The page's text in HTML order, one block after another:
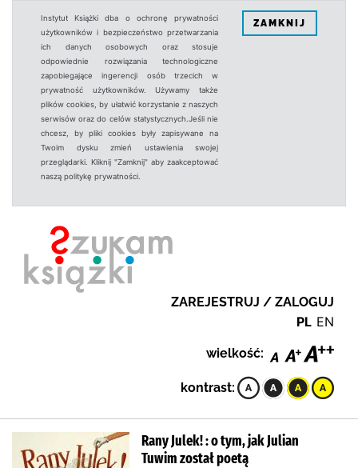
Instytut Książki dba o ochronę prywatności
użytkowników i bezpieczeństwo przetwarzania
ich danych osobowych oraz stosuje
odpowiednie rozwiązania technologiczne
zapobiegające ingerencji osób trzecich w
prywatność użytkowników. Używamy także
plików cookies, by ułatwić korzystanie z naszych
serwisów oraz do celów statystycznych.Jeśli nie
chcesz, by pliki cookies były zapisywane na
Twoim dysku zmień ustawienia swojej
przeglądarki. Kliknij "Zamknij" aby zaakceptować
naszą politykę prywatności.
ZAMKNIJ
ZAREJESTRUJ / ZALOGUJ
PL EN
wielkość:
kontrast:
Rany Julek! : o tym, jak Julian
Tuwim został poetą